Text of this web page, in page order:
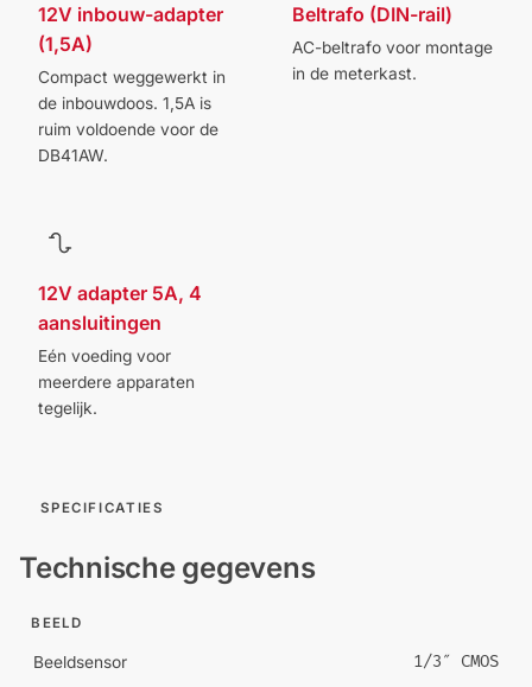
12V inbouw-adapter
(1,5A)
Compact weggewerkt in
de inbouwdoos. 1,5A is
ruim voldoende voor de
DB41AW.
Beltrafo (DIN-rail)
AC-beltrafo voor montage
in de meterkast.
12V adapter 5A, 4
aansluitingen
Eén voeding voor
meerdere apparaten
tegelijk.
SPECIFICATIES
Technische gegevens
BEELD
Beeldsensor 1/3″ CMOS